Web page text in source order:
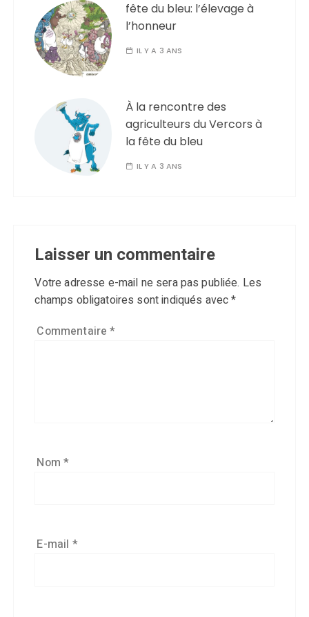
fête du bleu: l’élevage à
l’honneur
IL Y A 3 ANS
À la rencontre des
agriculteurs du Vercors à
la fête du bleu
IL Y A 3 ANS
Laisser un commentaire
Votre adresse e-mail ne sera pas publiée. Les
champs obligatoires sont indiqués avec*
Commentaire*
Nom*
E-mail *